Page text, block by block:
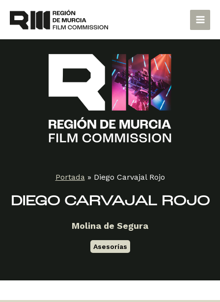
contenido
Main
Portada » Diego Carvajal Rojo
DIEGO CARVAJAL ROJO
Molina de Segura
Asesorías